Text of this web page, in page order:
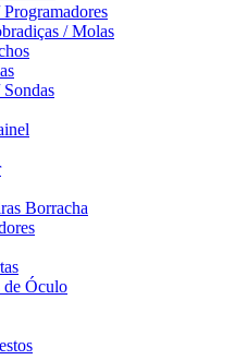
/ Molas
Sondas
Borracha
de Óculo